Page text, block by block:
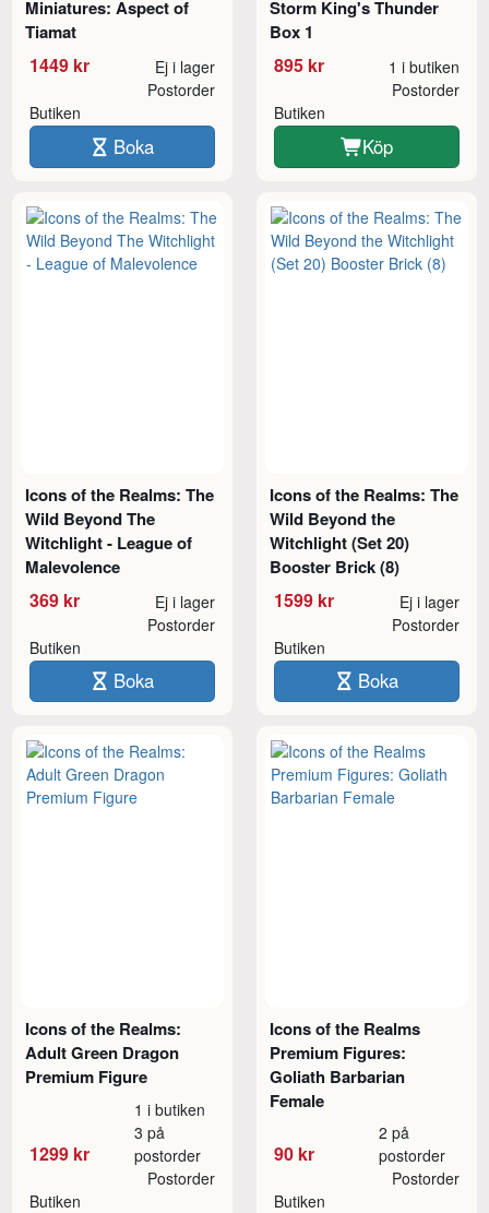
Miniatures: Aspect of
Tiamat
1449 kr Ej i lager
Butiken
Postorder
Boka
Storm King's Thunder
Box 1
895 kr 1 i butiken
Butiken
Postorder
Köp
Icons of the Realms: The
Wild Beyond The
Witchlight - League of
Malevolence
369 kr Ej i lager
Butiken
Postorder
Boka
Icons of the Realms: The
Wild Beyond the
Witchlight (Set 20)
Booster Brick (8)
1599 kr Ej i lager
Butiken
Postorder
Boka
Icons of the Realms:
Adult Green Dragon
Premium Figure
1299 kr
1 i butiken
3 på
postorder
Butiken
Postorder
Icons of the Realms
Premium Figures:
Goliath Barbarian
Female
90 kr
2 på
postorder
Butiken
Postorder